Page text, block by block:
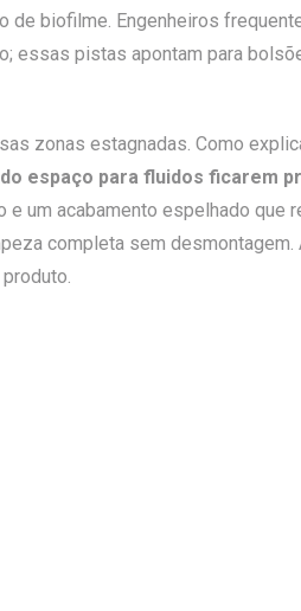
de biofilme. Engenheiros
essas pistas apontam para
zonas estagnadas. Como
espaço para fluidos ficarem
um acabamento espelhado
completa sem